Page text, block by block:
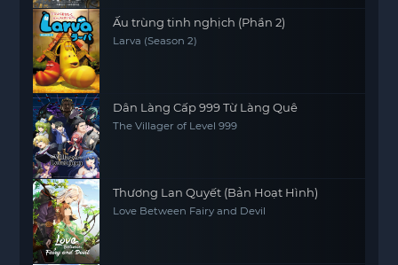
Ấu trùng tinh nghịch (Phần 2)
Larva (Season 2)
Dân Làng Cấp 999 Từ Làng Quê
The Villager of Level 999
Thương Lan Quyết (Bản Hoạt Hình)
Love Between Fairy and Devil